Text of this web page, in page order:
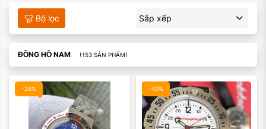
Bộ lọc Sắp xếp
ĐỒNG HỒ NAM (153 SẢN PHẨM)
-26% -40%